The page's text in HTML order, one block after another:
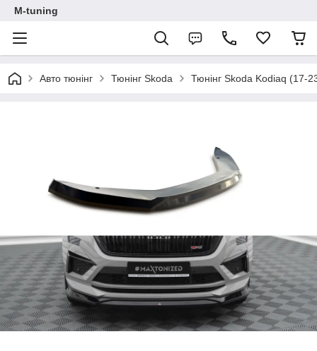
M-tuning
Авто тюнінг Тюнінг Skoda Тюнінг Skoda Kodiaq (17-